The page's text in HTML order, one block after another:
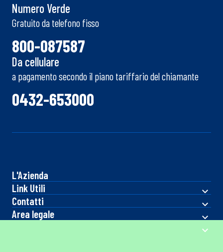
Numero Verde
Gratuito da telefono fisso
800-087587
Da cellulare
a pagamento secondo il piano tariffario del chiamante
0432-653000
L'Azienda
Link Utili
Contatti
Area legale